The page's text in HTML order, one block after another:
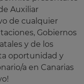
Auxiliar
de cualquier
Gobiernos
y de los
oportunidad y
a en Canarias